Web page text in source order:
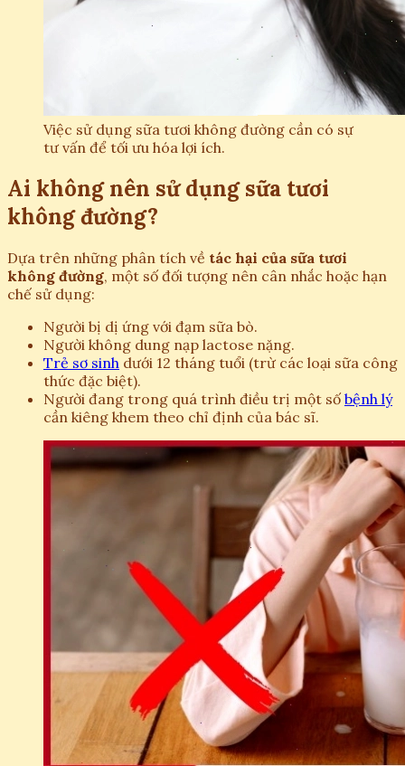
Việc sử dụng sữa tươi không đường cần có sự
tư vấn để tối ưu hóa lợi ích.
Ai không nên sử dụng sữa tươi
không đường?
Dựa trên những phân tích về tác hại của sữa tươi
không đường, một số đối tượng nên cân nhắc hoặc hạn
chế sử dụng:
Người bị dị ứng với đạm sữa bò.
Người không dung nạp lactose nặng.
Trẻ sơ sinh dưới 12 tháng tuổi (trừ các loại sữa công
thức đặc biệt).
Người đang trong quá trình điều trị một sốbệnh lý
cần kiêng khem theo chỉ định của bác sĩ.